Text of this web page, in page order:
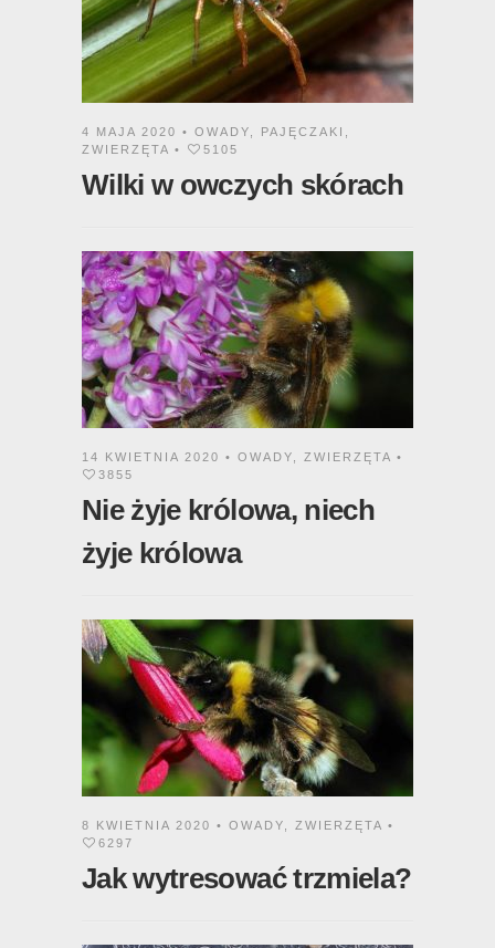
4 MAJA 2020 • OWADY PAJĘCZAKI
ZWIERZĘTA • 5105
Wilki w owczych skórach
14 KWIETNIA 2020 • OWADY ZWIERZĘTA •
3855
Nie żyje królowa, niech
żyje królowa
8 KWIETNIA 2020 • OWADY ZWIERZĘTA •
6297
Jak wytresować trzmiela?